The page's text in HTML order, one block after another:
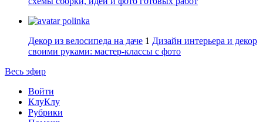
polinka
Декор из велосипеда на даче 1 Дизайн интерьера и декор
своими руками: мастер-классы с фото
Весь эфир
Войти
КлуКлу
Рубрики